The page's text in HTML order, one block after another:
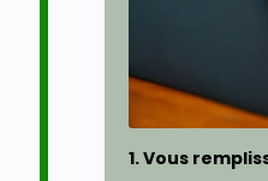
1. Vous